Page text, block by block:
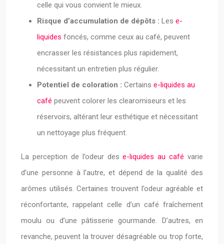
celle qui vous convient le mieux.
Risque d’accumulation de dépôts : Les e-
liquides foncés, comme ceux au café, peuvent
encrasser les résistances plus rapidement,
nécessitant un entretien plus régulier.
Potentiel de coloration : Certains e-liquides au
café peuvent colorer les clearomiseurs et les
réservoirs, altérant leur esthétique et nécessitant
un nettoyage plus fréquent.
La perception de l’odeur dese-liquides au café varie
d’une personne à l’autre, et dépend de la qualité des
arômes utilisés. Certaines trouvent l’odeur agréable et
réconfortante, rappelant celle d’un café fraîchement
moulu ou d’une pâtisserie gourmande. D’autres, en
revanche, peuvent la trouver désagréable ou trop forte,